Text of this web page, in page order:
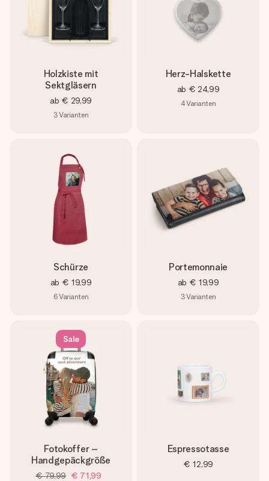
Holzkiste mit
Sektgläsern
ab € 29,99
3Varianten
Herz-Halskette
ab € 24,99
4Varianten
Schürze
ab € 19,99
6Varianten
Portemonnaie
ab € 19,99
3Varianten
Sale
Fotokoffer –
Handgepäckgröße
€ 79,99 € 71,99
Espressotasse
€ 12,99